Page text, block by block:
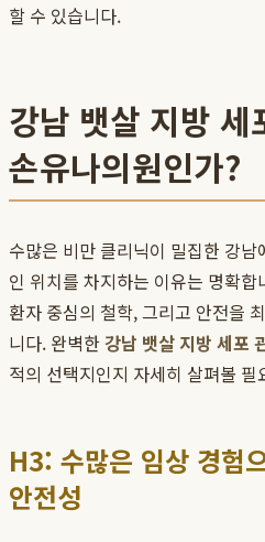
할 수 있습니다.
강남 뱃살 지방 세
손유나의원인가?
수많은 비만 클리닉이 밀집한 강남
인 위치를 차지하는 이유는 명확
환자 중심의 철학, 그리고 안전을
니다. 완벽한 강남 뱃살 지방 세포
적의 선택지인지 자세히 살펴볼 필
H3: 수많은 임상 경험
안전성